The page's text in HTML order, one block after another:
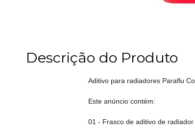
Descrição do Produto
Aditivo para radiadores Paraflu
Este anúncio contém:
01 - Frasco de aditivo de